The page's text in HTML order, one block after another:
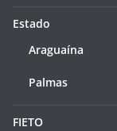
Estado
Araguaína
Palmas
FIETO